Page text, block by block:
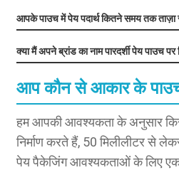
आपके पाउच में पेय पदार्थ कितने समय तक
क्या मैं अपने ब्रांड का नाम पारदर्शी पेय पाउच
आप कौन से आकार के
हम आपकी आवश्यकता के अनुसार
निर्माण करते हैं, 50 मिलीलीटर से
पेय पैकेजिंग आवश्यकताओं के लिए